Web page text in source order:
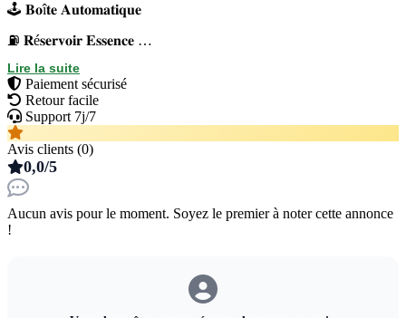
🕹 𝐁𝐨î𝐭𝐞 𝐀𝐮𝐭𝐨𝐦𝐚𝐭𝐢𝐪𝐮𝐞
⛽️ 𝐑é𝐬𝐞𝐫𝐯𝐨𝐢𝐫 𝐄𝐬𝐬𝐞𝐧𝐜𝐞
❄️ 𝐂𝐥𝐢𝐦𝐚𝐭𝐢𝐬é
🎨 𝐏𝐞𝐢𝐧𝐭𝐮𝐫𝐞 𝐝'𝐨𝐫𝐢𝐠𝐢𝐧𝐞
Lire la suite
Paiement sécurisé
Retour facile
Support 7j/7
Avis clients (0)
0,0/5
Aucun avis pour le moment. Soyez le premier à noter cette annonce
!